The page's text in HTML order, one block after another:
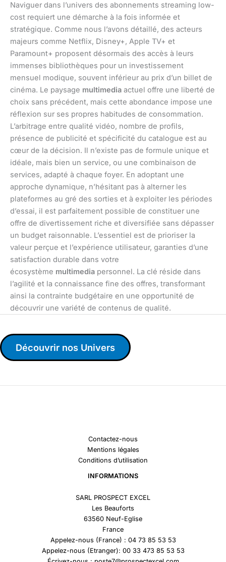
Naviguer dans l’univers des abonnements streaming low-
cost requiert une démarche à la fois informée et
stratégique. Comme nous l’avons détaillé, des acteurs
majeurs comme Netflix, Disney+, Apple TV+ et
Paramount+ proposent désormais des accès à leurs
immenses bibliothèques pour un investissement
mensuel modique, souvent inférieur au prix d’un billet de
cinéma. Le paysage multimedia actuel offre une liberté de
choix sans précédent, mais cette abondance impose une
réflexion sur ses propres habitudes de consommation.
L’arbitrage entre qualité vidéo, nombre de profils,
présence de publicité et spécificité du catalogue est au
cœur de la décision. Il n’existe pas de formule unique et
idéale, mais bien un service, ou une combinaison de
services, adapté à chaque foyer. En adoptant une
approche dynamique, n’hésitant pas à alterner les
plateformes au gré des sorties et à exploiter les périodes
d’essai, il est parfaitement possible de constituer une
offre de divertissement riche et diversifiée sans dépasser
un budget raisonnable. L’essentiel est de prioriser la
valeur perçue et l’expérience utilisateur, garanties d’une
satisfaction durable dans votre
écosystème multimedia personnel. La clé réside dans
l’agilité et la connaissance fine des offres, transformant
ainsi la contrainte budgétaire en une opportunité de
découvrir une variété de contenus de qualité.
Découvrir nos Univers
Contactez-nous
Mentions légales
Conditions d’utilisation
INFORMATIONS
SARL PROSPECT EXCEL
Les Beauforts
63560 Neuf-Eglise
France
Appelez-nous (France) : 04 73 85 53 53
Appelez-nous (Etranger): 00 33 473 85 53 53